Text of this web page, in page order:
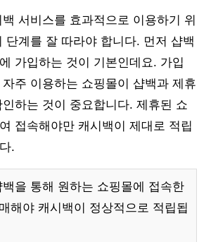
서비스를 효과적으로 이용하기 위
단계를 잘 따라야 합니다. 먼저 샵백
가입하는 것이 기본인데요. 가입
주 이용하는 쇼핑몰이 샵백과 제휴
하는 것이 중요합니다. 제휴된 쇼
접속해야만 캐시백이 제대로 적립
.
백을 통해 원하는 쇼핑몰에 접속한
해야 캐시백이 정상적으로 적립됩